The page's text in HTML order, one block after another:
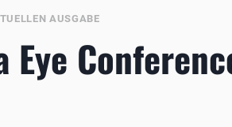
AUSGABE